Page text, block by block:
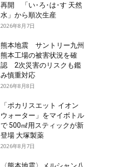
再開 「い･ろ･は･す 天然
水」から順次生産
2026年8月7日
熊本地震 サントリー九州
熊本工場の被害状況を確
認 2次災害のリスクも鑑
み慎重対応
2026年8月8日
「ポカリスエット イオン
ウォーター」をマイボトル
で 500㎖用スティックが新
登場 大塚製薬
2026年8月7日